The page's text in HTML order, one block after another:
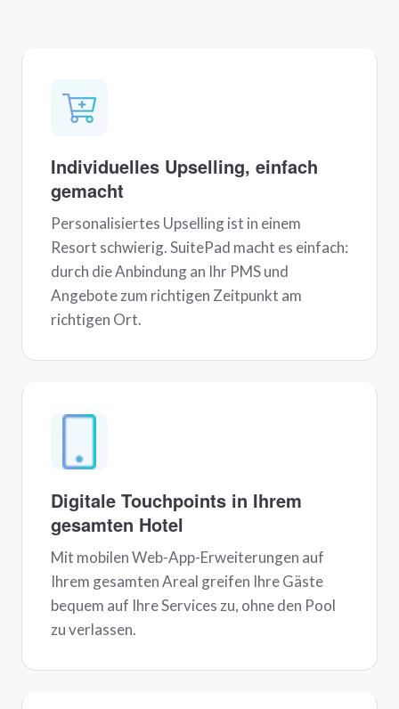
Individuelles Upselling, einfach
gemacht
Personalisiertes Upselling ist in einem
Resort schwierig. SuitePad macht es einfach:
durch die Anbindung an Ihr PMS und
Angebote zum richtigen Zeitpunkt am
richtigen Ort.
Digitale Touchpoints in Ihrem
gesamten Hotel
Mit mobilen Web-App-Erweiterungen auf
Ihrem gesamten Areal greifen Ihre Gäste
bequem auf Ihre Services zu, ohne den Pool
zu verlassen.